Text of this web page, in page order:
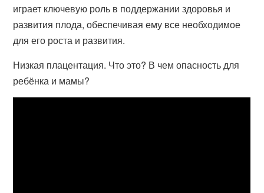
играет ключевую роль в поддержании здоровья и
развития плода, обеспечивая ему все необходимое
для его роста и развития.
Низкая плацентация. Что это? В чем опасность для
ребёнка и мамы?